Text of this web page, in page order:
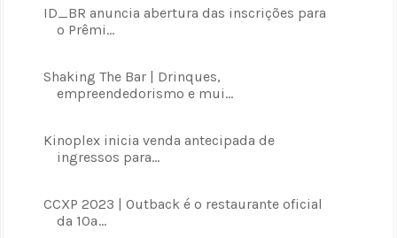
ID_BR anuncia abertura das inscrições para
o Prêmi...
Shaking The Bar | Drinques,
empreendedorismo e mui...
Kinoplex inicia venda antecipada de
ingressos para...
CCXP 2023 | Outback é o restaurante oficial
da 10ª...